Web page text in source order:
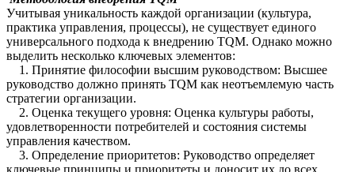
Учитывая уникальность каждой организации (культура,
практика управления, процессы), не существует единого
универсального подхода к внедрению TQM. Однако можно
выделить несколько ключевых элементов:
1. Принятие философии высшим руководством: Высшее
руководство должно принять TQM как неотъемлемую часть
стратегии организации.
2. Оценка текущего уровня: Оценка культуры работы,
удовлетворенности потребителей и состояния системы
управления качеством.
3. Определение приоритетов: Руководство определяет
ключевые принципы и приоритеты и доносит их до всех